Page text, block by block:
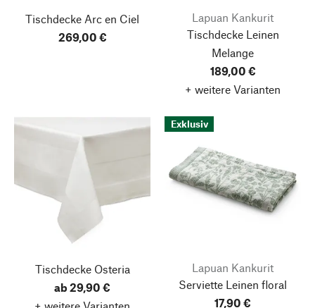
Tischdecke Arc en Ciel
269,00 €
Lapuan Kankurit
Tischdecke Leinen
Melange
189,00 €
+ weitere Varianten
Tischdecke Osteria
ab 29,90 €
Exklusiv
Lapuan Kankurit
Serviette Leinen floral
17,90 €